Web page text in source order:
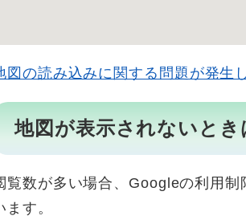
図の読み込みに関する問題が発生
地図が表示されないとき
覧数が多い場合、Googleの利用
ます。